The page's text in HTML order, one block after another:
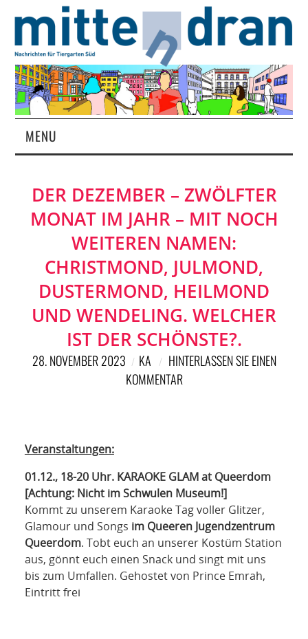
MENU
MAGAZIN
ÜBER UNS
RUBRIKEN
NETZWERK
SPONSORING
DER DEZEMBER – ZWÖLFTER
MONAT IM JAHR – MIT NOCH
WEITEREN NAMEN:
CHRISTMOND, JULMOND,
DUSTERMOND, HEILMOND
UND WENDELING. WELCHER
IST DER SCHÖNSTE?.
28. NOVEMBER 2023 KA
HINTERLASSEN SIE EINEN
KOMMENTAR
Veranstaltungen:
01.12., 18-20 Uhr. KARAOKE GLAM at Queerdom
[Achtung: Nicht im Schwulen Museum!]
Kommt zu unserem Karaoke Tag voller Glitzer,
Glamour und Songs im Queeren Jugendzentrum
Queerdom. Tobt euch an unserer Kostüm Station
aus, gönnt euch einen Snack und singt mit uns
bis zum Umfallen. Gehostet von Prince Emrah,
Eintritt frei